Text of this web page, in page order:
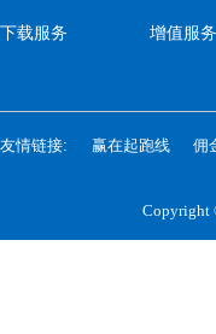
下载服务 增值服务
友情链接: 赢在起跑线 佣
Copyright